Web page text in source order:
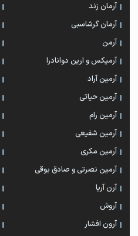
آرمان زند
آرمان گرشاسبی
آرمن
آرمیکس و ارین دوانادرا
آرمین آراد
آرمین حیاتی
آرمین رام
آرمین شفیعی
آرمین مکری
آرمین نصرتی و صادق بوقی
آرن آریا
آروش
آرون افشار